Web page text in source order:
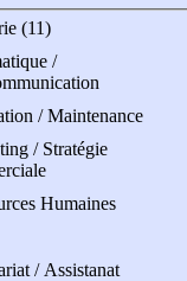
(11)
/
/ Maintenance
/ Stratégie
Humaines
/ Assistanat